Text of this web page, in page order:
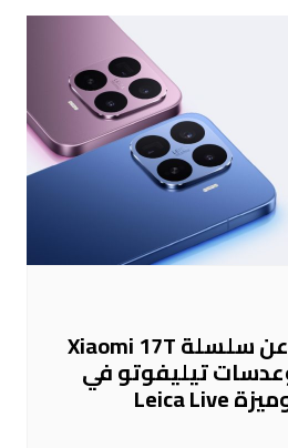
شاومي تكشف عن سلسلة Xiaomi 17T
تيليفوتو في
جميع الطرازات، وميزة Leica Live